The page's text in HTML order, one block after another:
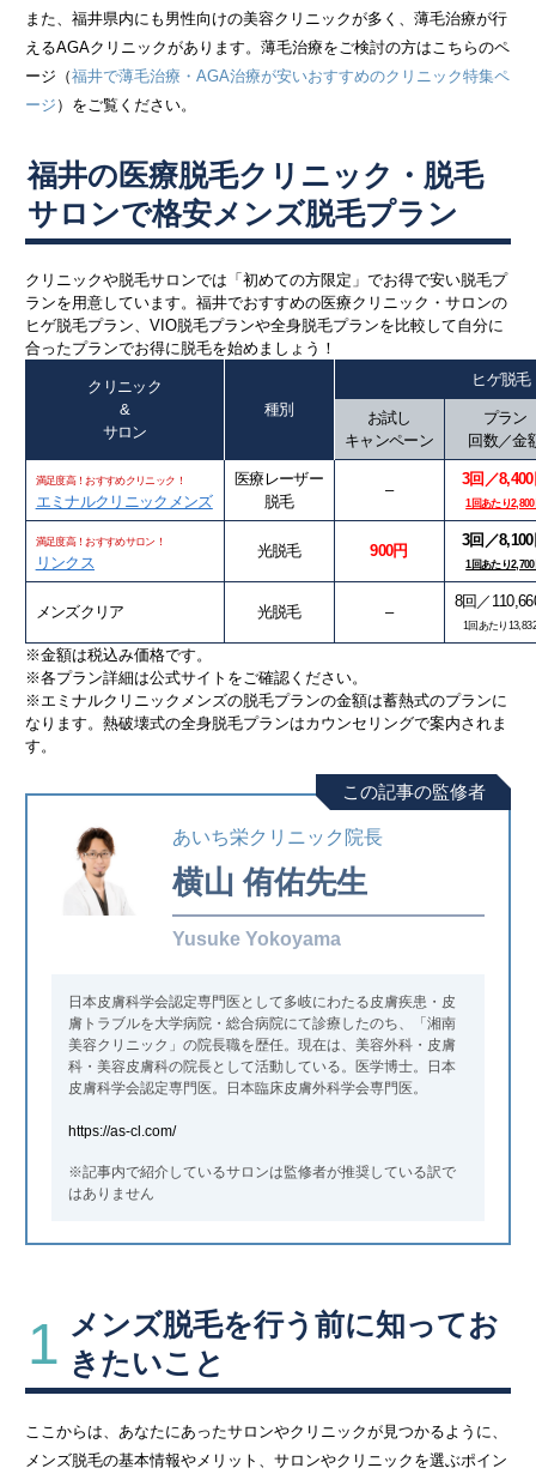
また、福井県内にも男性向けの美容クリニックが多く、薄毛治療が行
えるAGAクリニックがあります。薄毛治療をご検討の方はこちらのペ
ージ（福井で薄毛治療・AGA治療が安いおすすめのクリニック特集ペ
ージ ）をご覧ください。
福井の医療脱毛クリニック・脱毛
サロンで格安メンズ脱毛プラン
クリニックや脱毛サロンでは「初めての方限定」でお得で安い脱毛プ
ランを用意しています。福井でおすすめの医療クリニック・サロンの
ヒゲ脱毛プラン、VIO脱毛プランや全身脱毛プランを比較して自分に
合ったプランでお得に脱毛を始めましょう！
クリニック
&
サロン
種別
ヒゲ脱毛
お試し
キャンペーン
プラン
回数／金
満足度高！おすすめクリニック！
エミナルクリニックメンズ
医療レーザー
脱毛
–
3回／
1回あたり
満足度高！おすすめサロン！
リンクス
光脱毛 900円
3回／
1回あたり
メンズクリア 光脱毛 –
8回／
1回あたり
※金額は税込み価格です。
※各プラン詳細は公式サイトをご確認ください。
※エミナルクリニックメンズの脱毛プランの金額は蓄熱式のプランに
なります。熱破壊式の全身脱毛プランはカウンセリングで案内されま
す。
この記事の監修者
あいち栄クリニック院長
横山 侑佑先生
Yusuke Yokoyama
日本皮膚科学会認定専門医として多岐にわたる皮膚疾患・皮
膚トラブルを大学病院・総合病院にて診療したのち、「湘南
美容クリニック」の院長職を歴任。現在は、美容外科・皮膚
科・美容皮膚科の院長として活動している。医学博士。日本
皮膚科学会認定専門医。日本臨床皮膚外科学会専門医。
https://as-cl.com/
※記事内で紹介しているサロンは監修者が推奨している訳で
はありません
1 メンズ脱毛を行う前に知ってお
きたいこと
ここからは、あなたにあったサロンやクリニックが見つかるように、
メンズ脱毛の基本情報やメリット、サロンやクリニックを選ぶポイン